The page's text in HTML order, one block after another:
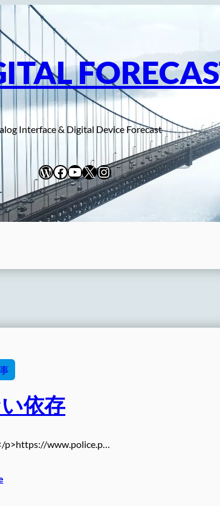
Interface & Digital Device Forecast
WordPress
Facebook
YouTube
X Instagram
依存
p>https://www.police.p…